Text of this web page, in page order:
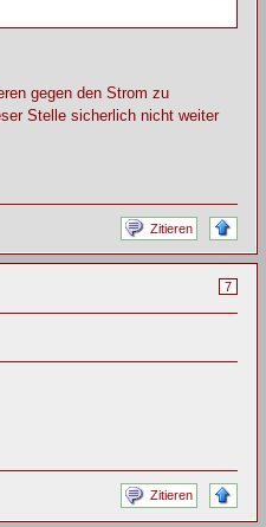
gegen den Strom zu
Stelle sicherlich nicht weiter
Zitieren
7
Zitieren